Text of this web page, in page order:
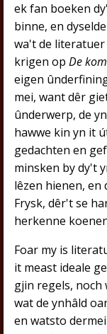
ek fan boeken
binne, en
wa't de literatuer
krigen op De
eigen
mei, want dêr
ûnderwerp, de
hawwe kin yn it
gedachten en
minsken by dy't
lêzen hienen, en
Frysk, dêr't se
herkenne
Foar my is
it meast ideale
gjin regels, noch
wat de ynhâld
en watsto